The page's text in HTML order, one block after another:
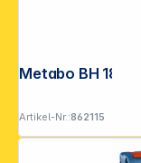
Artikel-Nr.:862115
Copyright ©